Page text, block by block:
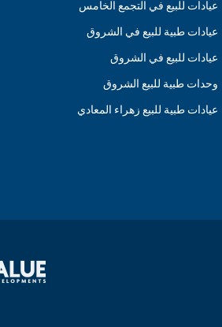
عيادات للبيع في التجمع الخامس
عيادات طبية للبيع في الشروق
عيادات للبيع في الشروق
وحدات طبية للبيع الشروق
عيادات طبية للبيع زهراء المعادي